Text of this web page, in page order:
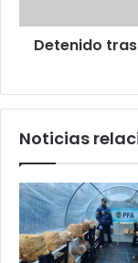
Detenido
Noticias